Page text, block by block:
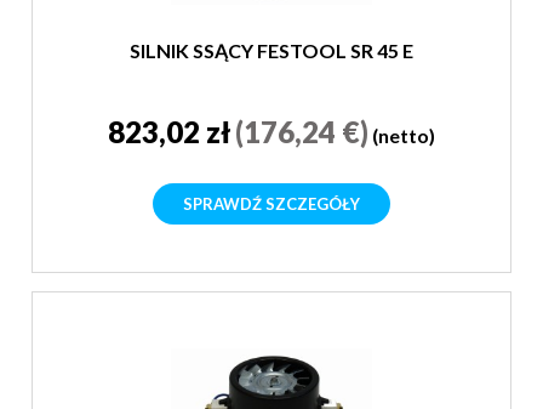
SILNIK SSĄCY FESTOOL SR 45 E
823,02 zł(176,24 €) (netto)
SPRAWDŹ SZCZEGÓŁY